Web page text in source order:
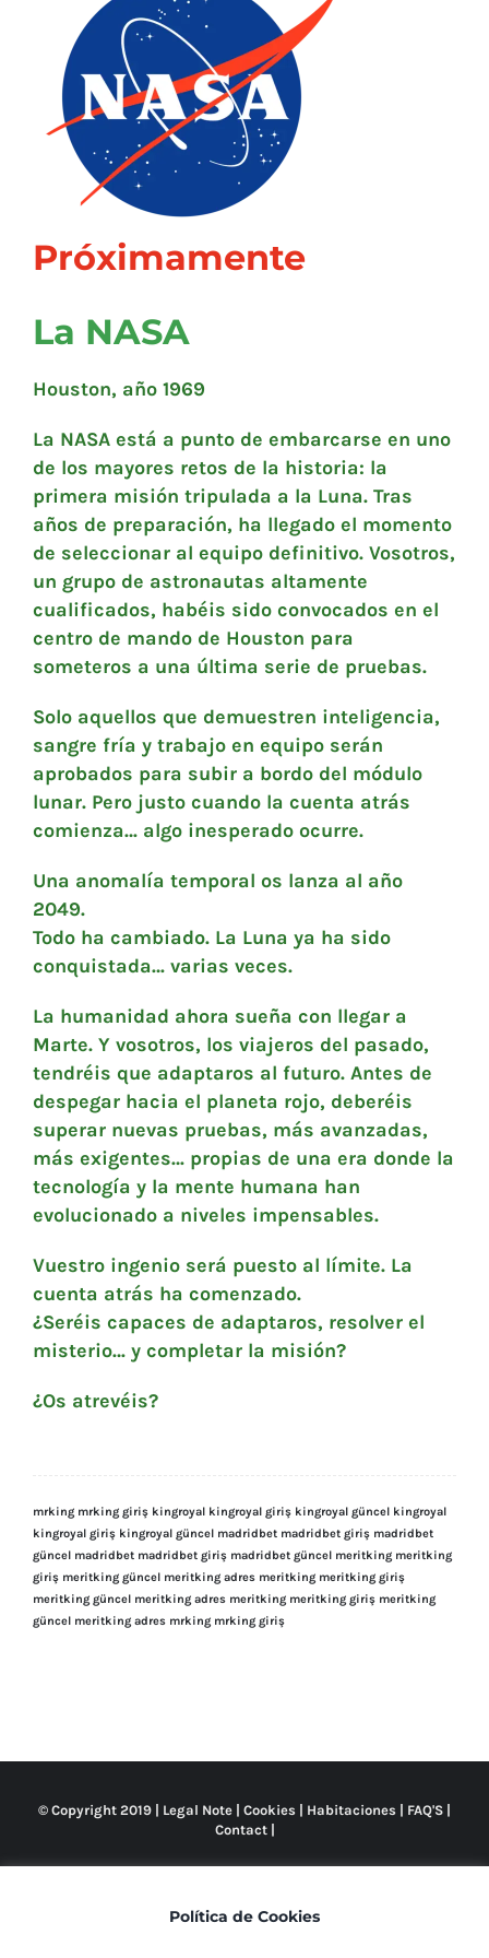
Próximamente
La NASA
Houston, año 1969
La NASA está a punto de embarcarse en uno
de los mayores retos de la historia: la
primera misión tripulada a la Luna. Tras
años de preparación, ha llegado el momento
de seleccionar al equipo definitivo. Vosotros,
un grupo de astronautas altamente
cualificados, habéis sido convocados en el
centro de mando de Houston para
someteros a una última serie de pruebas.
Solo aquellos que demuestren inteligencia,
sangre fría y trabajo en equipo serán
aprobados para subir a bordo del módulo
lunar. Pero justo cuando la cuenta atrás
comienza… algo inesperado ocurre.
Una anomalía temporal os lanza al año
2049.
Todo ha cambiado. La Luna ya ha sido
conquistada… varias veces.
La humanidad ahora sueña con llegar a
Marte. Y vosotros, los viajeros del pasado,
tendréis que adaptaros al futuro. Antes de
despegar hacia el planeta rojo, deberéis
superar nuevas pruebas, más avanzadas,
más exigentes… propias de una era donde la
tecnología y la mente humana han
evolucionado a niveles impensables.
Vuestro ingenio será puesto al límite. La
cuenta atrás ha comenzado.
¿Seréis capaces de adaptaros, resolver el
misterio… y completar la misión?
¿Os atrevéis?
mrking mrking giriş kingroyal kingroyal giriş kingroyal güncel kingroyal
kingroyal giriş kingroyal güncel madridbet madridbet giriş madridbet
güncel madridbet madridbet giriş madridbet güncel meritking meritking
giriş meritking güncel meritking adres meritking meritking giriş
meritking güncel meritking adres meritking meritking giriş meritking
güncel meritking adres mrking mrking giriş
© Copyright 2019 | Legal Note Cookies Habitaciones FAQ'S
Contact|
Política de Cookies